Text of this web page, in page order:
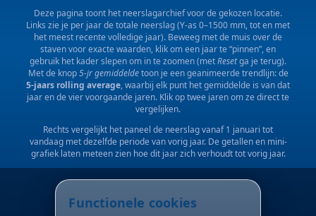
1940 1983 2025 Dit jaar: 502,5
mm · Vorig
jaar:531,3mm
Verschil:-28,8 mm
Deze pagina toont het neerslagarchief voor de gekozen locatie.
Links zie je per jaar de totale neerslag (Y-as 0–1500 mm, tot en met
het meest recente volledige jaar). Beweeg met de muis over de
staven voor exacte waarden, klik om een jaar te “pinnen”, en
gebruik het kader slepen om in te zoomen (metResetga je terug).
Met de knop5-jr gemiddeldetoon je een geanimeerde trendlijn: de
5-jaars rolling average, waarbij elk punt het gemiddelde is van dat
jaar en de vier voorgaande jaren. Klik op twee jaren om ze direct te
vergelijken.
Rechts vergelijkt het paneel de neerslag vanaf 1 januari tot
vandaag met dezelfde periode van vorig jaar. De getallen en mini-
grafiek laten meteen zien hoe dit jaar zich verhoudt tot vorig jaar.
Functionele cookies